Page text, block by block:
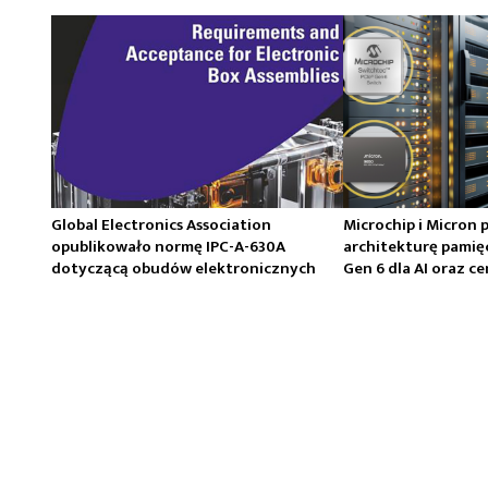
Global Electronics Association
opublikowało normę IPC-A-630A
dotyczącą obudów elektronicznych
Microchip i Micron
architekturę
Gen 6 dla AI oraz